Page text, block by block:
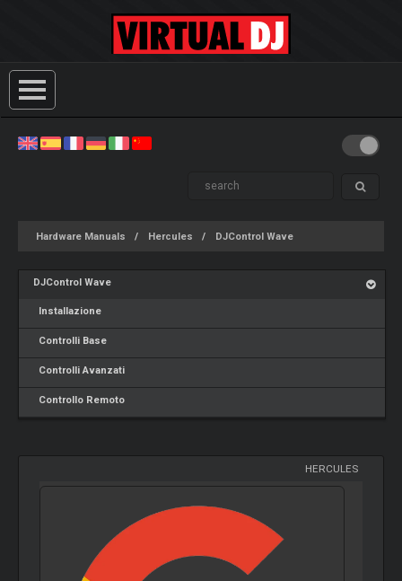
Hardware Manuals Hercules DJControl Wave
DJControl Wave
Installazione
Controlli Base
Controlli Avanzati
Controllo Remoto
HERCULES